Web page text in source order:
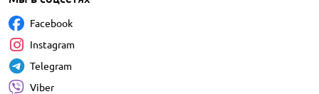
Facebook
Instagram
Telegram
Viber